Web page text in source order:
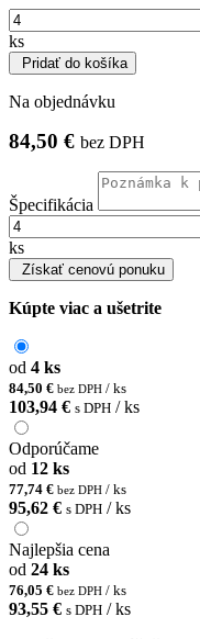
ks
Pridať do košíka
Na objednávku
84,50 € bez DPH
Špecifikácia
ks
Získať cenovú ponuku
Kúpte viac a ušetrite
od 4 ks
84,50 € bez DPH / ks
103,94 € s DPH / ks
Odporúčame
od 12 ks
77,74 € bez DPH / ks
95,62 € s DPH / ks
Najlepšia cena
od 24 ks
76,05 € bez DPH / ks
93,55 € s DPH / ks